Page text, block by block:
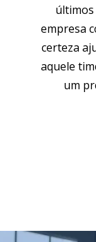
últimos
empresa
certeza
aquele
um